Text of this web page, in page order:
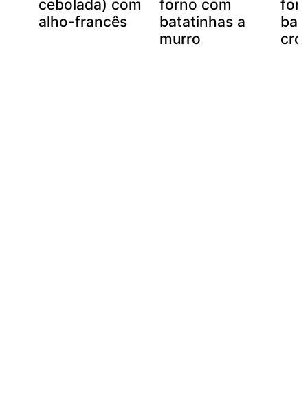
cebolada) com
alho-francês
forno com
batatinhas a
murro